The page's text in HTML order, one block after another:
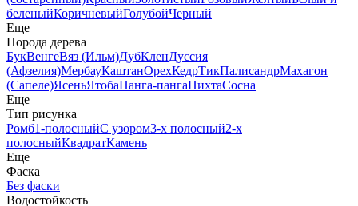
беленыйКоричневыйГолубойЧерный
Еще
Порода дерева
БукВенгеВяз (Ильм)ДубКленДуссия
(Афзелия)МербауКаштанОрехКедрТикПалисандрМахагон
(Сапеле)ЯсеньЯтобаПанга-пангаПихтаСосна
Еще
Тип рисунка
Ромб1-полосныйС узором3-х полосный2-х
полосныйКвадратКамень
Еще
Фаска
Без фаски
Водостойкость